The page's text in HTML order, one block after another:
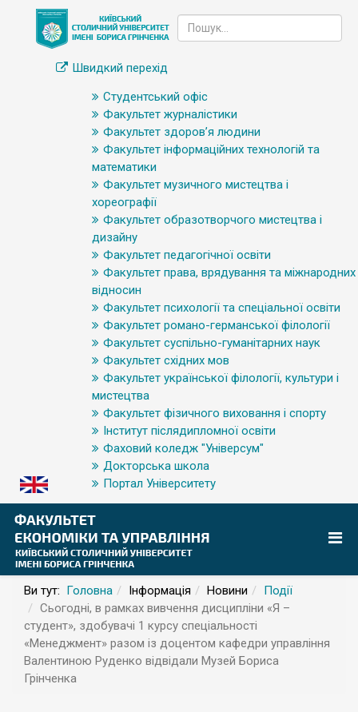
Швидкий перехід
Студентський офіс
Факультет журналістики
Факультет здоров’я людини
Факультет інформаційних технологій та
математики
Факультет музичного мистецтва і
хореографії
Факультет образотворчого мистецтва і
дизайну
Факультет педагогічної освіти
Факультет права, врядування та міжнародних
відносин
Факультет психології та спеціальної освіти
Факультет романо-германської філології
Факультет суспільно-гуманітарних наук
Факультет східних мов
Факультет української філології, культури і
мистецтва
Факультет фізичного виховання і спорту
Інститут післядипломної освіти
Фаховий коледж "Універсум"
Докторська школа
Портал Університету
Ви тут: Головна Інформація Новини
Події
Сьогодні, в рамках вивчення дисципліни «Я –
студент», здобувачі 1 курсу спеціальності
«Менеджмент» разом із доцентом кафедри управління
Валентиною Руденко відвідали Музей Бориса
Грінченка